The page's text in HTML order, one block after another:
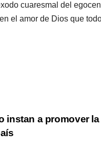
cuaresmal del
el amor de Dios que
instan a promover la